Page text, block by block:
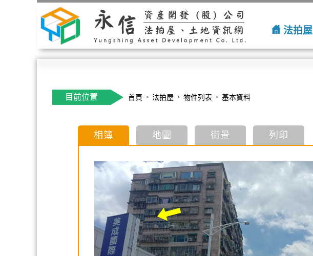
法拍屋
目前位置 首頁 法拍屋 物件列表 基本資料
相簿 地圖 街景 列印